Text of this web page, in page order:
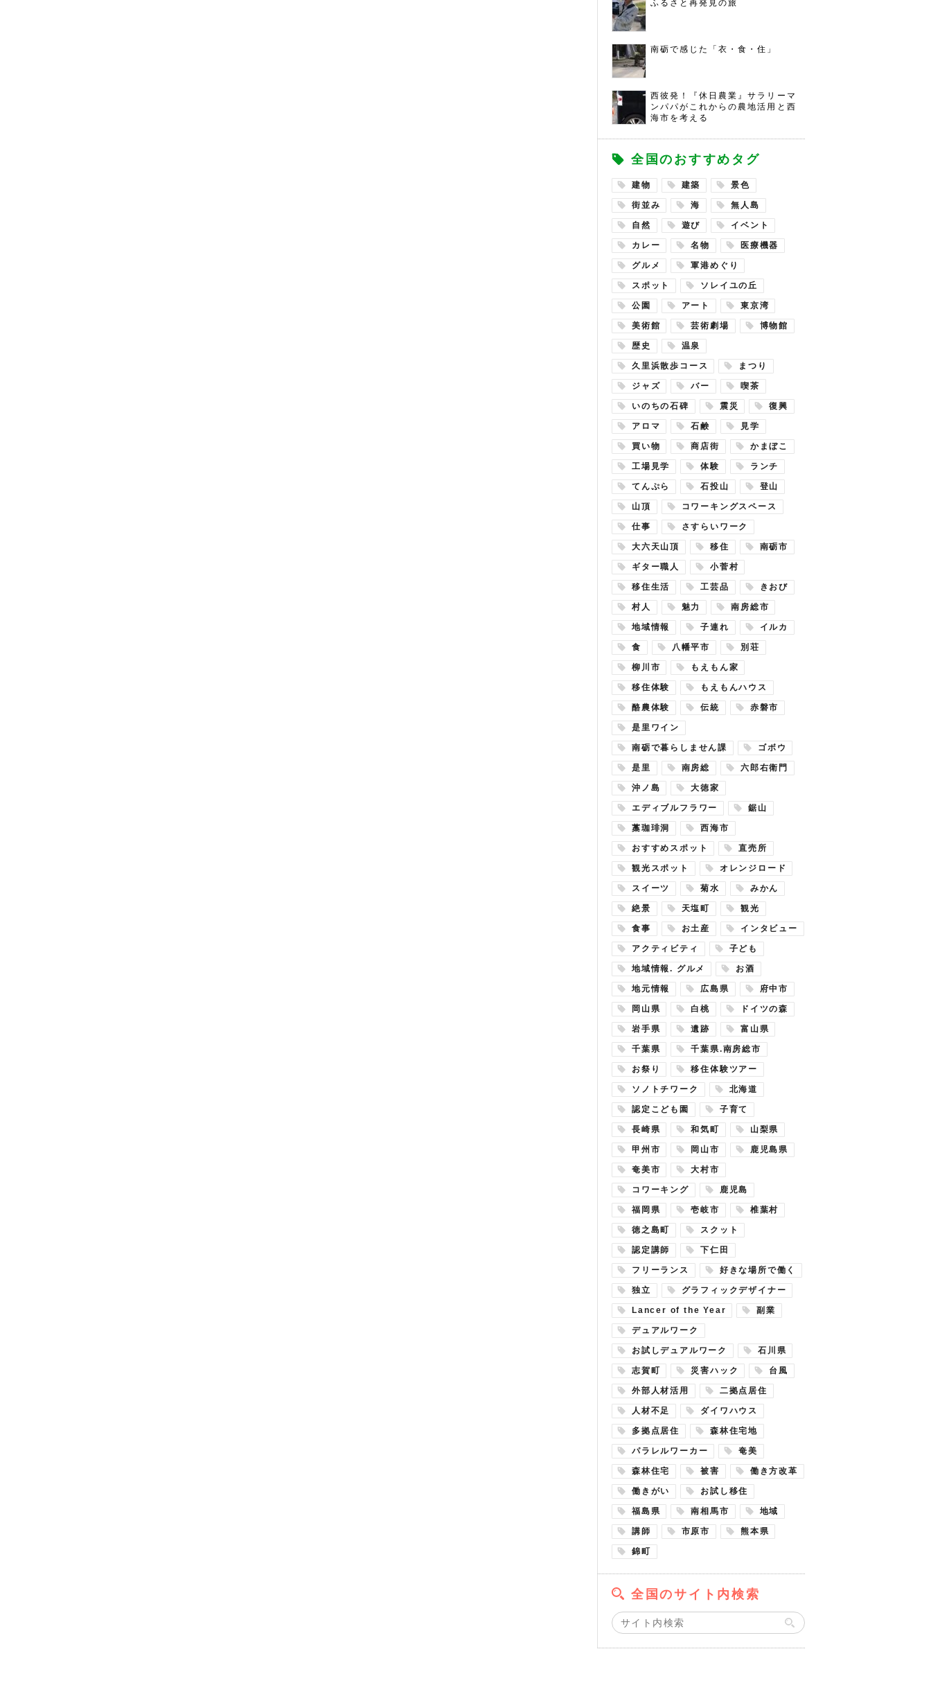
ふるさと再発見の旅
南砺で感じた「衣・食・住」
西彼発！『休日農業』サラリーマ
ンパパがこれからの農地活用と西
海市を考える
全国のおすすめタグ
建物 建築 景色
街並み 海 無人島
自然 遊び イベント
カレー 名物 医療機器
グルメ 軍港めぐり
スポット ソレイユの丘
公園 アート 東京湾
美術館 芸術劇場 博物館
歴史 温泉
久里浜散歩コース まつり
ジャズ バー 喫茶
いのちの石碑 震災 復興
アロマ 石鹸 見学
買い物 商店街 かまぼこ
工場見学 体験 ランチ
てんぷら 石投山 登山
山頂 コワーキングスペース
仕事 さすらいワーク
大六天山頂 移住 南砺市
ギター職人 小菅村
移住生活 工芸品 きおび
村人 魅力 南房総市
地域情報 子連れ イルカ
食 八幡平市 別荘
柳川市 もえもん家
移住体験 もえもんハウス
酪農体験 伝統 赤磐市
是里ワイン
南砺で暮らしません課 ゴボウ
是里 南房総 六郎右衛門
沖ノ島 大徳家
エディブルフラワー 鋸山
藁珈琲洞 西海市
おすすめスポット 直売所
観光スポット オレンジロード
スイーツ 菊水 みかん
絶景 天塩町 観光
食事 お土産 インタビュー
アクティビティ 子ども
地域情報. グルメ お酒
地元情報 広島県 府中市
岡山県 白桃 ドイツの森
岩手県 遺跡 富山県
千葉県 千葉県.南房総市
お祭り 移住体験ツアー
ソノトチワーク 北海道
認定こども園 子育て
長崎県 和気町 山梨県
甲州市 岡山市 鹿児島県
奄美市 大村市
コワーキング 鹿児島
福岡県 壱岐市 椎葉村
徳之島町 スクット
認定講師 下仁田
フリーランス 好きな場所で働く
独立 グラフィックデザイナー
Lancer of the Year 副業
デュアルワーク
お試しデュアルワーク 石川県
志賀町 災害ハック 台風
外部人材活用 二拠点居住
人材不足 ダイワハウス
多拠点居住 森林住宅地
パラレルワーカー 奄美
森林住宅 被害 働き方改革
働きがい お試し移住
福島県 南相馬市 地域
講師 市原市 熊本県
錦町
全国のサイト内検索